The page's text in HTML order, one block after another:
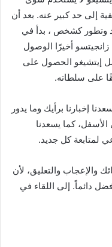
إلى حد كبير عنه. بعد أن
وتطور كشخص ، بدأ في
أخيرًا الوصول
إيتشيغو الحصول على
على سلطاته.
إخبارنا برأيك وما يدور
كما يسعدنا
لمتابعة كل جديد.
والإعجاب والتعليق، لأن
دائماً. إلى اللقاء في